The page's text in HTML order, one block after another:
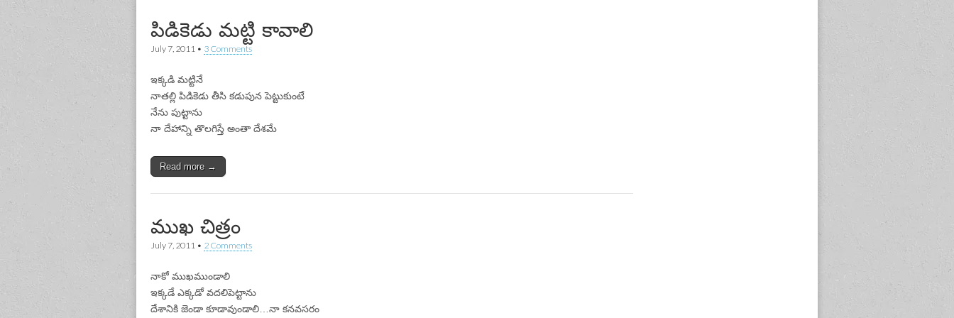
పిడికెడు మట్టి కావాలి
July 7, 2011 • 3 Comments
ఇక్కడి మట్టినే
నాతల్లి పిడికెడు తీసి కడుపున పెట్టుకుంటే
నేను పుట్టాను
నా దేహాన్ని తొలగిస్తే అంతా దేశమే
Read more →
ముఖ చిత్రం
July 7, 2011 • 2 Comments
నాకో ముఖముండాలి
ఇక్కడే ఎక్కడో వదలిపెట్టాను
దేశానికి జెండా కూడావుండాలి…నా కనవసరం